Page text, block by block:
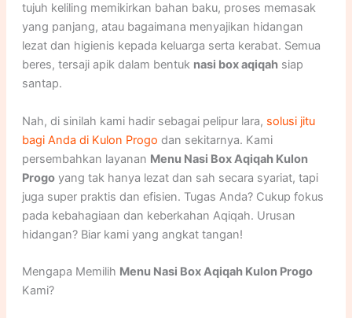
tujuh keliling memikirkan bahan baku, proses memasak
yang panjang, atau bagaimana menyajikan hidangan
lezat dan higienis kepada keluarga serta kerabat. Semua
beres, tersaji apik dalam bentuk nasi box aqiqahsiap
santap.
Nah, di sinilah kami hadir sebagai pelipur lara, solusi jitu
bagi Anda di Kulon Progo dan sekitarnya. Kami
persembahkan layanan Menu Nasi Box Aqiqah Kulon
Progoyang tak hanya lezat dan sah secara syariat, tapi
juga super praktis dan efisien. Tugas Anda? Cukup fokus
pada kebahagiaan dan keberkahan Aqiqah. Urusan
hidangan? Biar kami yang angkat tangan!
Mengapa Memilih Menu Nasi Box Aqiqah Kulon Progo
Kami?